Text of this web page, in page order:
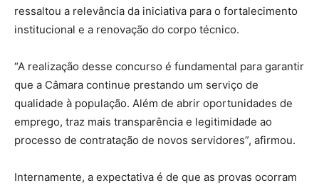
ressaltou a relevância da iniciativa para o fortalecimento
institucional e a renovação do corpo técnico.
“A realização desse concurso é fundamental para garantir
que a Câmara continue prestando um serviço de
qualidade à população. Além de abrir oportunidades de
emprego, traz mais transparência e legitimidade ao
processo de contratação de novos servidores”, afirmou.
Internamente, a expectativa é de que as provas ocorram